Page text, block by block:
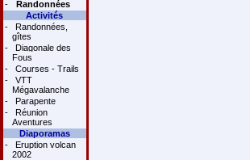
-
Randonnées
Activités
-
Randonnées,
gîtes
-
Diagonale des
Fous
-
Courses - Trails
-
VTT
Mégavalanche
-
Parapente
-
Réunion
Aventures
Diaporamas
-
Eruption volcan
2002